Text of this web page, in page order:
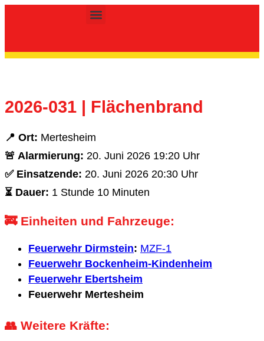
Inhalt
2026-031 | Flächenbrand
📍 Ort: Mertesheim
🚨 Alarmierung: 20. Juni 2026 19:20 Uhr
✅ Einsatzende: 20. Juni 2026 20:30 Uhr
⏳ Dauer: 1 Stunde 10 Minuten
🚒 Einheiten und Fahrzeuge:
Feuerwehr Dirmstein: MZF-1
Feuerwehr Bockenheim-Kindenheim
Feuerwehr Ebertsheim
Feuerwehr Mertesheim
👥 Weitere Kräfte: